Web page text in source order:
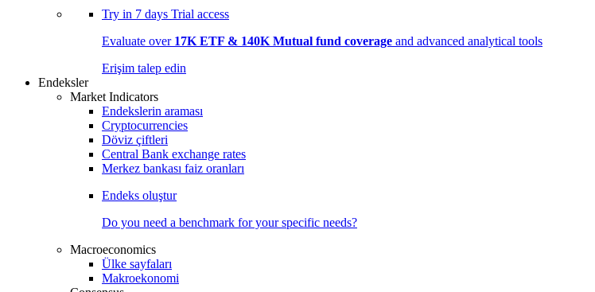
Try in 7 days Trial access
Evaluate over 17K ETF & 140K Mutual fund coverage and advanced analytical tools
Erişim talep edin
Endeksler
Market Indicators
Endekslerin araması
Cryptocurrencies
Döviz çiftleri
Central Bank exchange rates
Merkez bankası faiz oranları
Endeks oluştur
Do you need a benchmark for your specific needs?
Macroeconomics
Ülke sayfaları
Makroekonomi